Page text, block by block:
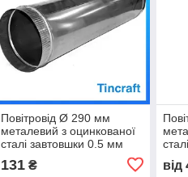
Повітровід Ø 290 мм
металевий з оцинкованої
сталі завтовшки 0.5 мм
для витяжки виробничих
приміщень
131₴ від